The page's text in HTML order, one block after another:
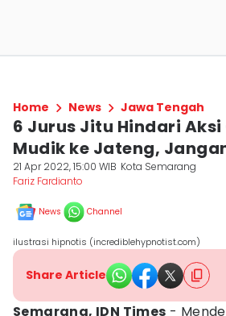
Home News Jawa Tengah
6 Jurus Jitu Hindari
Mudik ke Jateng,
21 Apr 2022, 15:00 WIB Kota Semarang
Fariz Fardianto
News Channel
ilustrasi hipnotis (incrediblehypnotist.com)
Share Article
Semarang, IDN Times -